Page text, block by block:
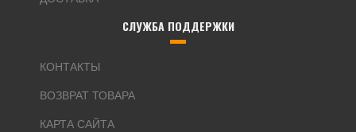
СЛУЖБА ПОДДЕРЖКИ
КОНТАКТЫ
ВОЗВРАТ ТОВАРА
КАРТА САЙТА